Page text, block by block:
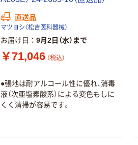
直送品
マツヨシ（松吉医科器械）
お届け日 9月2日（水）まで
￥71,046 （税込）
●張地は耐アルコール性に優れ、消毒
液（次亜塩素酸系）による変色もしに
くく清掃が容易です。